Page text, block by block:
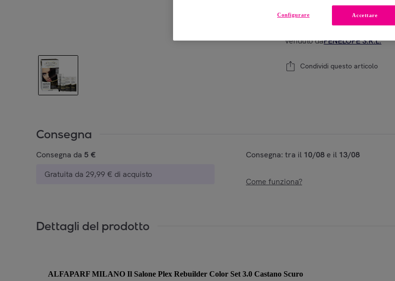
Aggiungi al carrello
Venduto daPENELOPE S.R.L.
Condividi questo articolo
Consegna
Consegna da 5 €
Gratuita da 29,99 € di acquisto
Consegna: tra il 10/08 e il 13/08
Come funziona?
Dettagli del prodotto
ALFAPARF MILANO Il Salone Plex Rebuilder Color Set 3.0 Castano Scuro
Accettare
Configurare